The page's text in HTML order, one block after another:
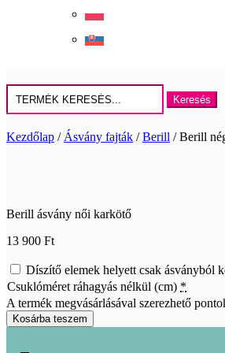
Keresés
erre:
Kezdőlap / Ásvány fajták /Berill / Berill
Berill ásvány női karkötő
13 900 Ft
Díszítő elemek helyett csak ásványból
Csuklóméret ráhagyás nélkül (cm) *
A termék megvásárlásával szerezhető
Berill
négysoros
Kosárba teszem